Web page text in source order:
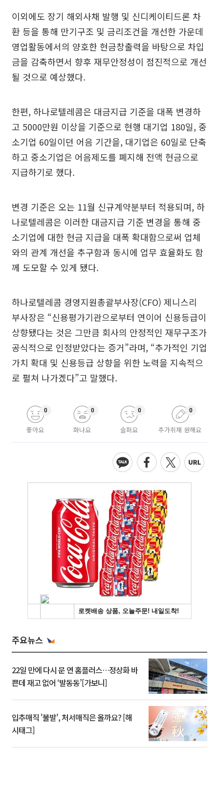
이외에도 장기 해외사채 발행 및 신디케이티드론 차
환 등을 통해 만기구조 및 금리조건을 개선한 가운데
영업활동에서의 양호한 현금창출력을 바탕으로 차입
금을 감축하면서 향후 재무안정성이 점진적으로 개선
될 것으로 예상했다.
한편, 하나로텔레콤은 대금지급 기준을 대폭 변경하
고 5000만원 이상을 기준으로 현행 대기업 180일, 중
소기업 60일이던 어음 기간을, 대기업은 60일로 단축
하고 중소기업은 어음제도를 폐지해 전액 현금으로
지급하기로 했다.
변경 기준은 오는 11월 신규계약분부터 적용되며, 하
나로텔레콤은 이러한 대금지급 기준 변경을 통해 중
소기업에 대한 현금 지급을 대폭 확대함으로써 업체
와의 관계 개선을 추구함과 동시에 업무 효율화도 함
께 도모할 수 있게 됐다.
하나로텔레콤 경영지원총괄부사장(CFO) 제니스리
부사장은 “신용평가기관으로부터 연이어 신용등급이
상향됐다는 것은 그만큼 회사의 안정적인 재무구조가
공식적으로 인정받았다는 증거”라며, “추가적인 기업
가치 확대 및 신용등급 상향을 위한 노력을 지속적으
로 펼쳐 나가겠다”고 말했다.
좋아요
0
화나요
0
슬퍼요
0
추가취재 원해요
0
주요뉴스
22일 만에 다시 문 연 홈플러스…정상화 바
쁜데 재고 없어 ‘발동동’[가보니]
입추매직 '불발', 처서매직은 올까요? [해
시태그]